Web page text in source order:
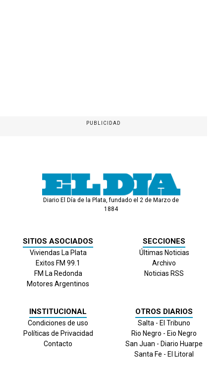
PUBLICIDAD
Diario El Día de la Plata, fundado el 2 de Marzo de
1884
SITIOS ASOCIADOS
Viviendas La Plata
Exitos FM 99.1
FM La Redonda
Motores Argentinos
SECCIONES
Últimas Noticias
Archivo
Noticias RSS
INSTITUCIONAL
Condiciones de uso
Políticas de Privacidad
Contacto
OTROS DIARIOS
Salta - El Tribuno
Rio Negro - Eio Negro
San Juan - Diario Huarpe
Santa Fe - El Litoral